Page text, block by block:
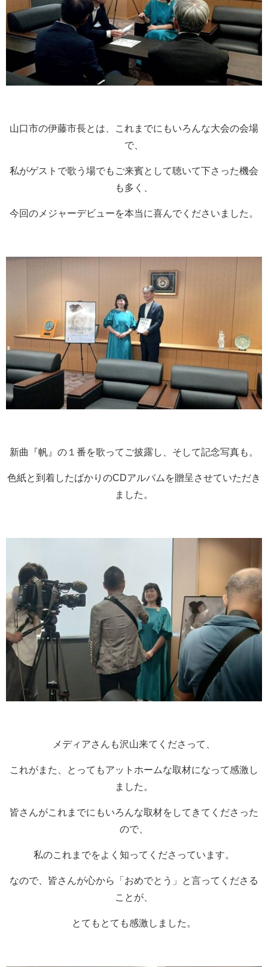
山口市の伊藤市長とは、これまでにもいろんな大会の会場
で、
私がゲストで歌う場でもご来賓として聴いて下さった機会
も多く、
今回のメジャーデビューを本当に喜んでくださいました。
新曲『帆』の１番を歌ってご披露し、そして記念写真も。
色紙と到着したばかりのCDアルバムを贈呈させていただき
ました。
メディアさんも沢山来てくださって、
これがまた、とってもアットホームな取材になって感激し
ました。
皆さんがこれまでにもいろんな取材をしてきてくださった
ので、
私のこれまでをよく知ってくださっています。
なので、皆さんが心から「おめでとう」と言ってくださる
ことが、
とてもとても感激しました。